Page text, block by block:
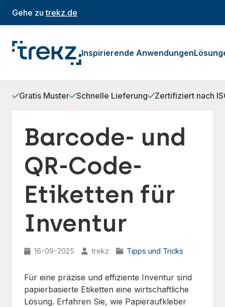
Gehe zutrekz.de
Inspirierende Anwendungen
Gratis Muster Schnelle Lieferung Zertifiziert nach
Barcode- und
QR-Code-
Etiketten für
Inventur
16-09-2025 trekz Tipps und Tricks
Für eine präzise und effiziente Inventur sind
papierbasierte Etiketten eine wirtschaftliche
Lösung. Erfahren Sie, wie Papieraufkleber